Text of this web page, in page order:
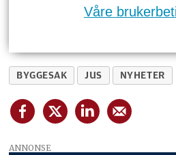
Våre
BYGGESAK JUS NYHETER
ANNONSE